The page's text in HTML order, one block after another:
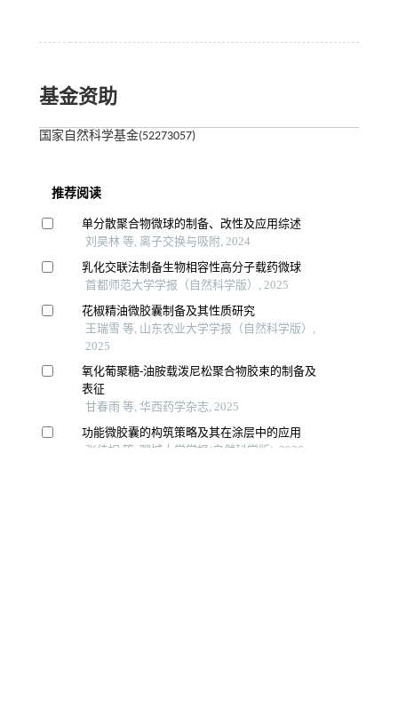
基金资助
国家自然科学基金(52273057)